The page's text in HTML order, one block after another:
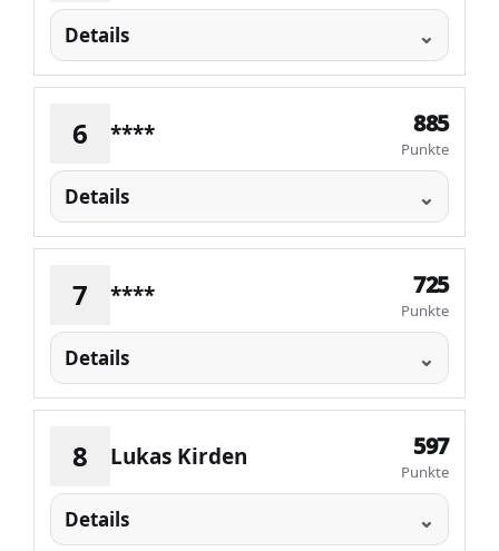
Details
6 **** 885
Punkte
Details
7 **** 725
Punkte
Details
8 Lukas Kirden 597
Punkte
Details